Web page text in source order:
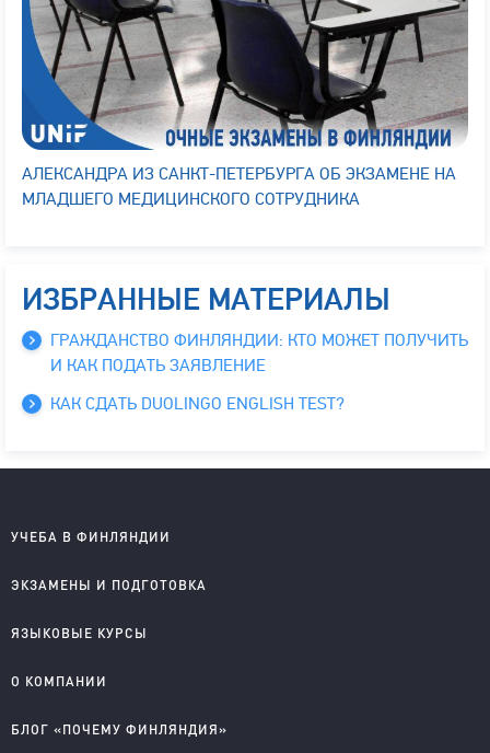
АЛЕКСАНДРА ИЗ САНКТ-ПЕТЕРБУРГА ОБ ЭКЗАМЕНЕ НА
МЛАДШЕГО МЕДИЦИНСКОГО СОТРУДНИКА
ИЗБРАННЫЕ МАТЕРИАЛЫ
ГРАЖДАНСТВО ФИНЛЯНДИИ: КТО МОЖЕТ ПОЛУЧИТЬ
И КАК ПОДАТЬ ЗАЯВЛЕНИЕ
КАК СДАТЬ DUOLINGO ENGLISH TEST?
УЧЕБА В ФИНЛЯНДИИ
Колледжи на английском
Колледжи на финском
ЭКЗАМЕНЫ И ПОДГОТОВКА
YKI подготовка и регистрация
ЯЗЫКОВЫЕ КУРСЫ
Английский для школьников
Английский для взрослых
О КОМПАНИИ
Правовые документы
БЛОГ «ПОЧЕМУ ФИНЛЯНДИЯ»